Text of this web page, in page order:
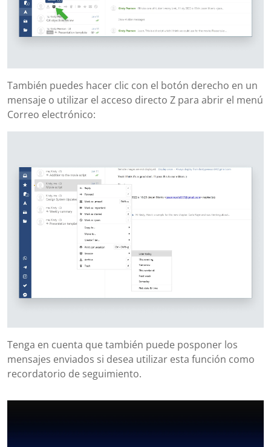
También puedes hacer clic con el botón derecho en un
mensaje o utilizar el acceso directo Z para abrir el menú
Correo electrónico:
Tenga en cuenta que también puede posponer los
mensajes enviados si desea utilizar esta función como
recordatorio de seguimiento.